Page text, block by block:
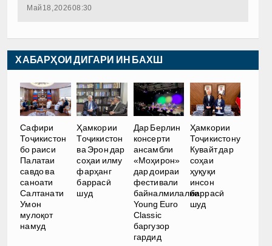
Май 18, 2026 08:30
ХАБАРҲОИ ДИГАРИ ИН БАХШ
Сафири
Тоҷикистон
бо раиси
Палатаи
савдо ва
саноати
Салтанати
Умон
мулоқот
намуд
Ҳамкории
Тоҷикистон
ва Эрон дар
соҳаи илму
фарҳанг
баррасӣ
шуд
Дар Берлин
консерти
ансамбли
«Моҳирон»
дар доираи
фестивали
байналмилалии
Young Euro
Classic
баргузор
гардид
Ҳамкории
Тоҷикистону
Кувайт дар
соҳаи
ҳуқуқи
инсон
баррасӣ
шуд